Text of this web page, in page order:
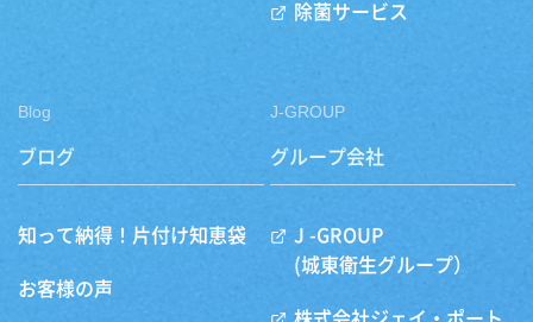
除菌サービス
Blog
ブログ
知って納得！片付け知恵袋
お客様の声
J-GROUP
グループ会社
J -GROUP
(城東衛生グループ）
株式会社ジェイ・ポート